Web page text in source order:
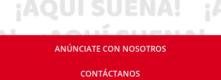
ANÚNCIATE CON NOSOTROS
CONTÁCTANOS